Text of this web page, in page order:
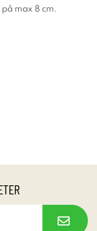
max 8 cm.